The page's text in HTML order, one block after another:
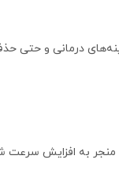
درمانی و حتی
منجر به افزایش